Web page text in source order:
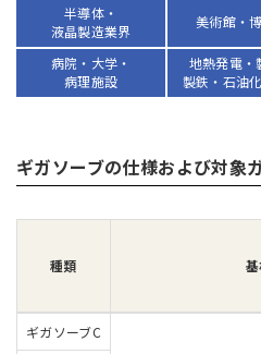
半導体・
液晶製造業界
美術館・
病院・大学・
病理施設
地熱発電・
製鉄・石油
ギガソーブの仕様および対象
種類
ギガソーブC